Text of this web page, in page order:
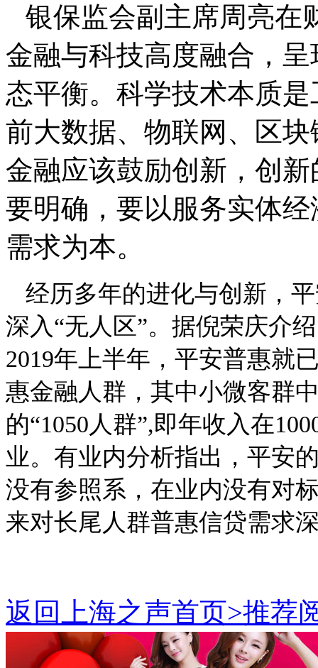
银保监会副主席周亮在
金融与科技高度融合，
态平衡。科学技术本质
前大数据、物联网、区
金融应该鼓励创新，创
要明确，要以服务实体
需求为本。
经历多年的进化与创新，
深入“无人区”。据倪荣庆介
2019年上半年，平安普惠就
惠金融人群，其中小微客群
的“1050人群”,即年收入在
业。有业内分析指出，平安
没有参照系，在业内没有对
来对长尾人群普惠信贷需求
返回上海之声首页>推荐